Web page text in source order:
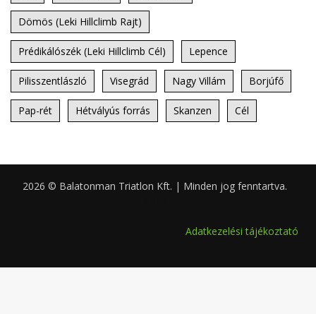
Dömös (Leki Hillclimb Rajt)
Prédikálószék (Leki Hillclimb Cél) Lepence
Pilisszentlászló Visegrád Nagy Villám Borjúfő
Pap-rét Hétvályús forrás Skanzen Cél
2026 © Balatonman Triatlon Kft. | Minden jog fenntartva.
Adatkezelési tájékoztató